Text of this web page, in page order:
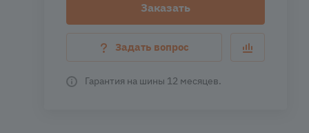
Заказать
Задать вопрос
Гарантия на шины 12 месяцев.